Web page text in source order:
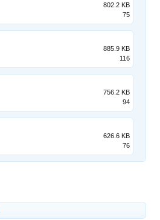
802.2 KB
75
885.9 KB
116
756.2 KB
94
626.6 KB
76